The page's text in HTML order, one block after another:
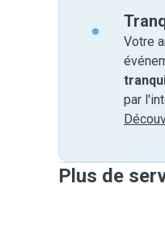
Votre
par
Plus de